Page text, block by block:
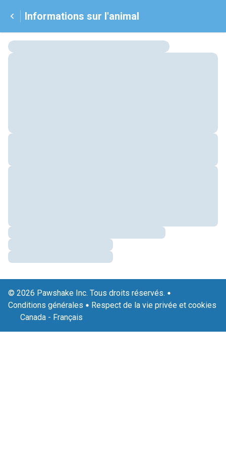
Informations sur l'animal
© 2026 Pawshake Inc. Tous droits réservés.
Conditions générales
Respect de la vie privée et cookies
Canada - Français